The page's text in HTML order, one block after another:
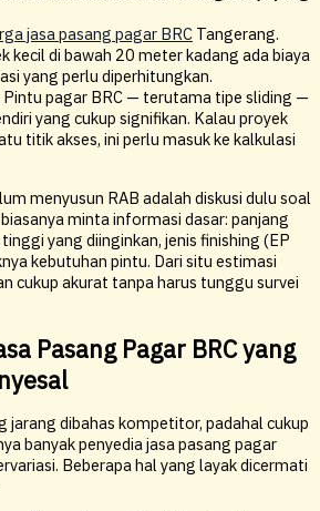
jasa pasang pagar BRC Tangerang.
kecil di bawah 20 meter kadang ada biaya
yang perlu diperhitungkan.
Pintu pagar BRC — terutama tipe sliding —
yang cukup signifikan. Kalau proyek
titik akses, ini perlu masuk ke kalkulasi
menyusun RAB adalah diskusi dulu soal
minta informasi dasar: panjang
yang diinginkan, jenis finishing (EP
kebutuhan pintu. Dari situ estimasi
cukup akurat tanpa harus tunggu survei
Pasang Pagar BRC yang
jarang dibahas kompetitor, padahal cukup
banyak penyedia jasa pasang pagar
Beberapa hal yang layak dicermati